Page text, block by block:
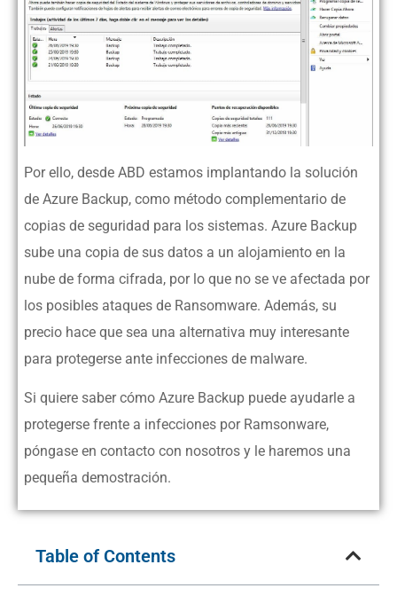
Por ello, desde ABD estamos implantando la solución
de Azure Backup, como método complementario de
copias de seguridad para los sistemas. Azure Backup
sube una copia de sus datos a un alojamiento en la
nube de forma cifrada, por lo que no se ve afectada por
los posibles ataques de Ransomware. Además, su
precio hace que sea una alternativa muy interesante
para protegerse ante infecciones de malware.
Si quiere saber cómo Azure Backup puede ayudarle a
protegerse frente a infecciones por Ramsonware,
póngase en contacto con nosotros y le haremos una
pequeña demostración.
Table of Contents